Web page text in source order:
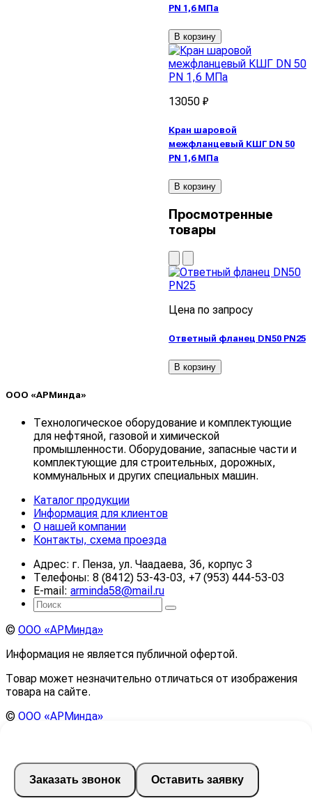
PN 1,6 МПа
В корзину
13050 ₽
Кран шаровой
межфланцевый КШГ DN 50
PN 1,6 МПа
В корзину
Просмотренные
товары
Цена по запросу
Ответный фланец DN50 PN25
В корзину
Заказать звонок Оставить заявку
ООО «АРМинда»
Технологическое оборудование и комплектующие
для нефтяной, газовой и химической
промышленности. Оборудование, запасные части и
комплектующие для строительных, дорожных,
коммунальных и других специальных машин.
Каталог продукции
Информация для клиентов
О нашей компании
Контакты, схема проезда
Адрес: г. Пенза, ул. Чаадаева, 36, корпус 3
Телефоны: 8 (8412) 53-43-03, +7 (953) 444-53-03
E-mail: arminda58@mail.ru
© ООО «АРМинда»
Информация не является публичной офертой.
Товар может незначительно отличаться от изображения
товара на сайте.
© ООО «АРМинда»
Товар может незначительно отличаться от изображения
товара на сайте.